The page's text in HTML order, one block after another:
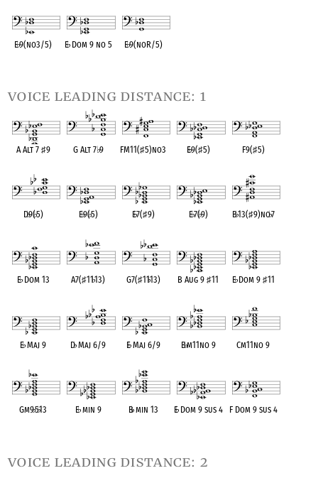
E♭9(no3/5) E♭Dom 9 no 5 E♭9(noR/5)
voice leading distance: 1
A Alt 7 ♯9 G Alt 7♭9 FM11(♯5)no3 E♭9(♯5) F9(♯5)
D♭9(♭5) E♭9(♭5) E♭7(♯9) E♭7(♭9) B♭13(♯9)no♭7
E♭Dom 13 A7(♯11♭13) G7(♯11♭13) B Aug 9♯11 E♭Dom 9♯11
E♭Maj 9 D♭Maj 6/9 E♭Maj 6/9 B♭m11no 9 Cm11no 9
Gm9♭5♭13 E♭min 9 B♭min 13 E♭Dom 9 sus 4 F Dom 9 sus 4
voice leading distance: 2